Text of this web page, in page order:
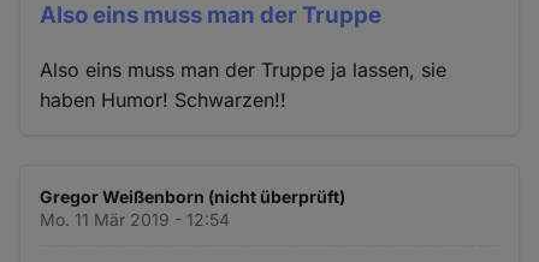
Also eins muss man der Truppe
Also eins muss man der Truppe ja lassen, sie
haben Humor! Schwarzen!!
Gregor Weißenborn (nicht überprüft)
Mo. 11 Mär 2019 - 12:54